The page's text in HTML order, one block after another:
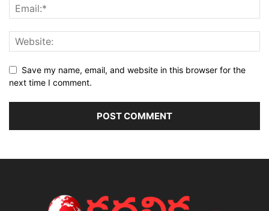
Save my name, email, and website in this browser for the
next time I comment.